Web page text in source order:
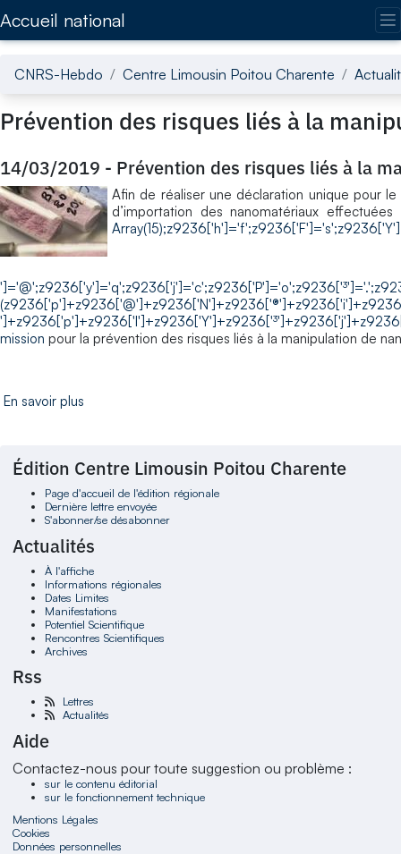
Accueil national
CNRS-Hebdo Centre Limousin Poitou Charente
Prévention des risques liés à la
14/03/2019 - Prévention des risques liés à la
Afin de réaliser une déclaration unique pour le
d’importation des nanomatériaux
mission pour la prévention des risques liés à la manipulation de
En savoir plus
Édition Centre Limousin Poitou Charente
Page d'accueil de l'édition régionale
Dernière lettre envoyée
S'abonner/se désabonner
Actualités
À l'affiche
Informations régionales
Dates Limites
Manifestations
Potentiel Scientifique
Rencontres Scientifiques
Archives
Rss
Lettres
Actualités
Aide
Contactez-nous pour toute suggestion ou problème :
sur le contenu éditorial
sur le fonctionnement technique
Mentions Légales
Cookies
Données personnelles